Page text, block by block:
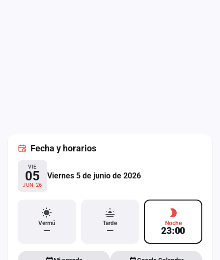
Fecha y horarios
VIE
05
JUN 26
Viernes 5 de junio de 2026
Vermú
—
Tarde
—
Noche
23:00
Administración
Contacto